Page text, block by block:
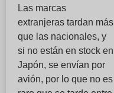
Las marcas
extranjeras tardan más
que las nacionales, y
si no están en stock en
Japón, se envían por
avión, por lo que no es